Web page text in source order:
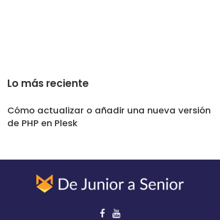
Lo más reciente
Cómo actualizar o añadir una nueva versión
de PHP en Plesk